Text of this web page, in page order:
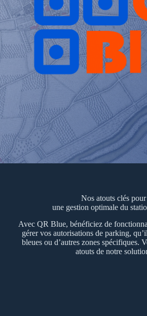
Nos atouts clés pour
une gestion optimale du
Avec QR Blue, bénéficiez de
gérer vos autorisations de parking,
bleues ou d’autres zones spécifiques.
atouts de notre